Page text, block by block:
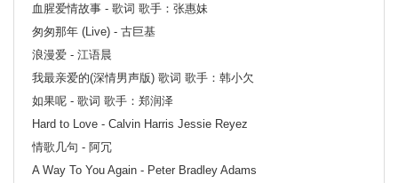
血腥爱情故事 - 歌词 歌手：张惠妹
匆匆那年 (Live) - 古巨基
浪漫爱 - 江语晨
我最亲爱的(深情男声版) 歌词 歌手：韩小欠
如果呢 - 歌词 歌手：郑润泽
Hard to Love - Calvin Harris Jessie Reyez
情歌几句 - 阿冗
A Way To You Again - Peter Bradley Adams